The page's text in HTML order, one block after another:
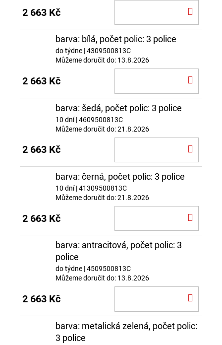
2 663 Kč
barva: bílá, počet polic: 3 police
do týdne | 4309500813C
Můžeme doručit do: 13.8.2026
2 663 Kč
barva: šedá, počet polic: 3 police
10 dní| 4609500813C
Můžeme doručit do:21.8.2026
2 663 Kč
barva: černá, počet polic: 3 police
10 dní| 41309500813C
Můžeme doručit do:21.8.2026
2 663 Kč
barva: antracitová, počet polic: 3
police
do týdne | 4509500813C
Můžeme doručit do: 13.8.2026
2 663 Kč
barva: metalická zelená, počet polic:
3 police